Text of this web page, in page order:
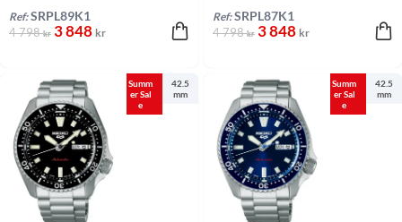
Ref: SRPL89K1
4 798kr 3 848 kr
Ref: SRPL87K1
4 798kr 3 848 kr
Summ
er Sal
e
42.5
mm
Summ
er Sal
e
42.5
mm